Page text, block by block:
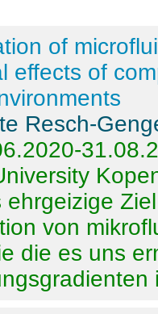
of
effects of
Resch-
ehrgeizige
von
die es uns